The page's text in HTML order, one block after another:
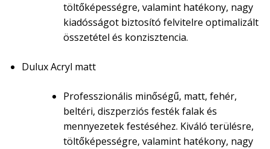
töltőképességre, valamint hatékony, nagy
kiadósságot biztosító felvitelre optimalizált
összetétel és konzisztencia.
Dulux Acryl matt
Professzionális minőségű, matt, fehér,
beltéri, diszperziós festék falak és
mennyezetek festéséhez. Kiváló terülésre,
töltőképességre, valamint hatékony, nagy